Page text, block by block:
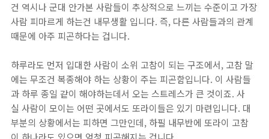
건 역시나 군대 안가본 사람들이 추상적으로 느끼는 수준이고 가장
사람 피마르게 하는건 내무생활 입니다. 즉, 다른 사람들과의 관계
때문에 아주 피곤하다는 겁니다.
하루라도 먼저 입대한 사람이 소위 고참이 되는 구조에서, 고참 말
에는 무조건 복종해야 하는 상황이 주는 피곤함입니다. 이 사람들
과 하루 종일 같이 해야하는데서 오는 스트레스가 큰 것이죠. 사
실 사람이 모이는 어떤 곳에서도 또라이들은 있기 마련입니다. 대
부분의 상황에서는 피하면 그만인데, 하필 내무반에 또라이 고참